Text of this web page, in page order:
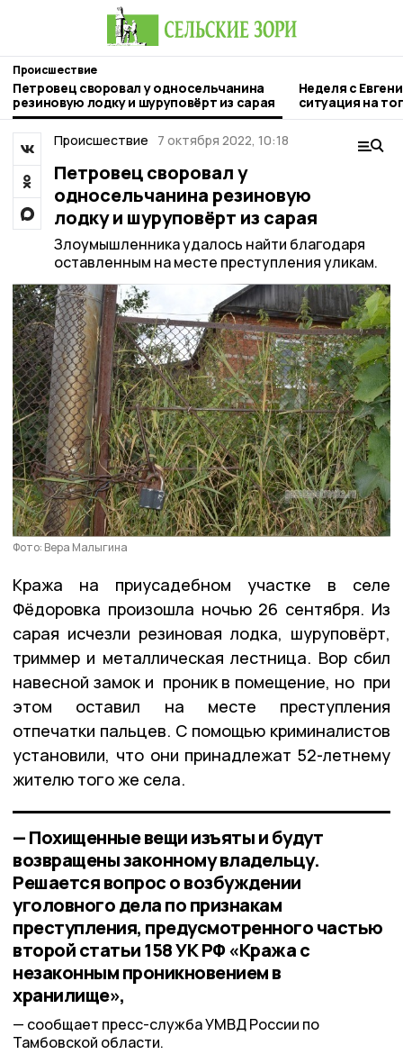
Происшествие
Петровец своровал у односельчанина
резиновую лодку и шуруповёрт из сарая
Неделя с
ситуация на
городе и
Происшествие
7 октября 2022, 10:18
Петровец своровал у
односельчанина резиновую
лодку и шуруповёрт из сарая
Злоумышленника удалось найти благодаря
оставленным на месте преступления уликам.
Фото: Вера Малыгина
Кража на приусадебном участке в селе
Фёдоровка произошла ночью 26 сентября. Из
сарая исчезли резиновая лодка, шуруповёрт,
триммер и металлическая лестница. Вор сбил
навесной замок и проник в помещение, но при
этом оставил на месте преступления
отпечатки пальцев. С помощью криминалистов
установили, что они принадлежат 52-летнему
жителю того же села.
— Похищенные вещи изъяты и будут
возвращены законному владельцу.
Решается вопрос о возбуждении
уголовного дела по признакам
преступления, предусмотренного частью
второй статьи 158 УК РФ «Кража с
незаконным проникновением в
хранилище»,
сообщает пресс-служба УМВД России по
Тамбовской области.